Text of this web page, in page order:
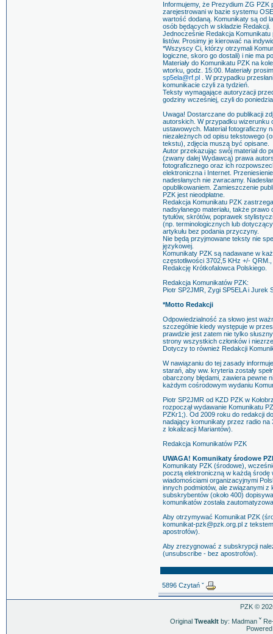
Informujemy, że Prezydium ZG PZK
zarejestrowani w bazie systemu
wartość dodaną. Komunikaty są od
osób będących w składzie Redakcji.
Jednocześnie Redakcja
listów. Prosimy je kierować na
*Wszyscy Ci, którzy otrzymali
logiczne, skoro go dostali) i nie ma
Materiały do Komunikatu PZK na
wtorku, godz. 15:00. Materiały
sp5ela@rf.pl . W przypadku
komunikacie czyli za tydzień.
Teksty wymagające autoryzacji
godziny wcześniej, czyli do
Uwaga! Dostarczane do publikacji
autorskich. W przypadku wizerunku
ustawowych. Materiał fotograficzny
niezależnych od opisu tekstowego
tekstu), zdjęcia muszą być opisane.
Autor przekazując swój materiał do
(zwany dalej Wydawcą) prawa
fotograficznego oraz ich
elektroniczna i Internet.
nadesłanych nie zwracamy.
opublikowaniem. Zamieszczenie
PZK jest nieodpłatne.
Redakcja Komunikatu PZK
nadsyłanego materiału, także
tytułów, skrótów, poprawek
(np. terminologicznych lub
artykułu bez podania przyczyny.
Nie będą przyjmowane teksty nie
językowej.
Komunikaty PZK są nadawane w
częstotliwości 3702,5 KHz +/-
Redakcję Krótkofalowca Polskiego.
Redakcja Komunikatów PZK:
Piotr SP2JMR, Zygi SP5ELA i Jurek
*Motto Redakcji
Odpowiedzialność za słowo jest
szczególnie kiedy występuje w
prawdzie jest zatem nie tylko
strony wszystkich członków i
Dotyczy to również Redakcji
W nawiązaniu do tej zasady
starań, aby ww. kryteria zostały
obarczony błędami, zawiera pewne
każdym cośrodowym wydaniu
Piotr SP2JMR od KZD PZK w
rozpoczął wydawanie Komunikatu
PZKr1;). Od 2009 roku do redakcji
nadający komunikaty przez radio na
z lokalizacji Mariantów).
Redakcja Komunikatów PZK
UWAGA! Komunikaty środowe
Komunikaty PZK (środowe),
pocztą elektroniczną w każdą
wiadomościami organizacyjnymi
innych podmiotów, ale związanymi
subskrybentów (około 400)
komunikatów została
Aby otrzymywać Komunikat PZK
komunikat-pzk@pzk.org.pl z
apostrofów).
Aby zrezygnować z subskrypcji
(unsubscribe - bez apostrofów).
5896 Czytań ˇ
PZK ©
Original TweakItby: Madman ˇ